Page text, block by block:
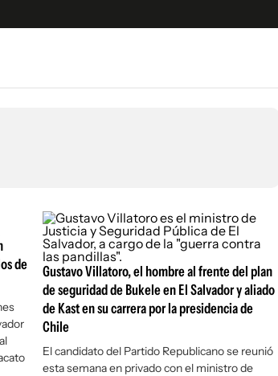
de
Gustavo Villatoro, el hombre al frente del plan
de seguridad de Bukele en El Salvador y aliado
de Kast en su carrera por la presidencia de
Chile
El candidato del Partido Republicano se reunió
esta semana en privado con el ministro de